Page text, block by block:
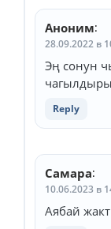
Аноним:
28.09.2022 в
Эң сонун
Reply
Самара:
10.06.2023 в
Аябай